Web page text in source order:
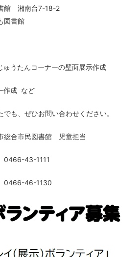
館 湘南台7-18-2
書館
うたんコーナーの壁面展示作成
作成 など
でも、ぜひお問い合わせください。
総合市民図書館 児童担当
43-1111
46-1130